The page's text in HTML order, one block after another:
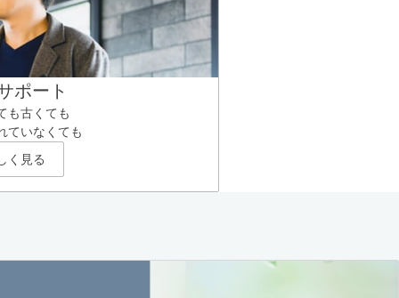
ポート
も古くても
ていなくても
く見る